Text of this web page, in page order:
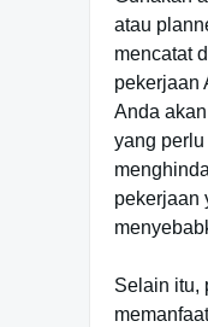
atau
mencatat
pekerjaan
Anda
yang
pekerjaan
Selain itu,